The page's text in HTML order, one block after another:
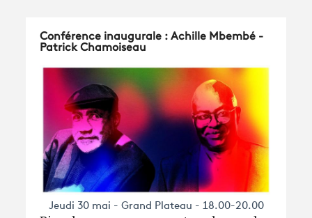
Conférence inaugurale : Achille Mbembé -
Patrick Chamoiseau
Jeudi 30 mai - Grand Plateau - 18.00-20.00